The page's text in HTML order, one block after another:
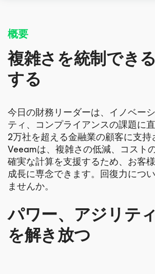
概要
複雑さを統制でき
する
今日の財務リーダーは、イノベー
ティ、コンプライアンスの課題に
2万社を超える金融業の顧客に支持
Veeamは、複雑さの低減、コスト
確実な計算を支援するため、お客
成長に専念できます。回復力につ
ませんか。
パワー、アジリテ
を解き放つ